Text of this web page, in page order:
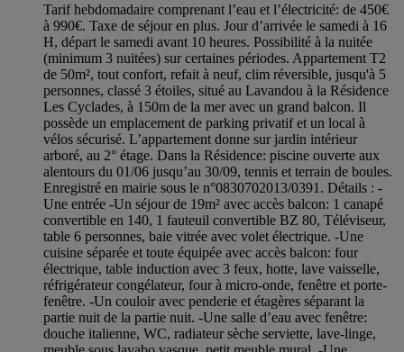
Tarif hebdomadaire comprenant l’eau et l’électricité: de 450€
à 990€. Taxe de séjour en plus. Jour d’arrivée le samedi à 16
H, départ le samedi avant 10 heures. Possibilité à la nuitée
(minimum 3 nuitées) sur certaines périodes. Appartement T2
de 50m², tout confort, refait à neuf, clim réversible, jusqu'à 5
personnes, classé 3 étoiles, situé au Lavandou à la Résidence
Les Cyclades, à 150m de la mer avec un grand balcon. Il
possède un emplacement de parking privatif et un local à
vélos sécurisé. L’appartement donne sur jardin intérieur
arboré, au 2° étage. Dans la Résidence: piscine ouverte aux
alentours du 01/06 jusqu’au 30/09, tennis et terrain de boules.
Enregistré en mairie sous le n°0830702013/0391. Détails : -
Une entrée -Un séjour de 19m² avec accès balcon: 1 canapé
convertible en 140, 1 fauteuil convertible BZ 80, Téléviseur,
table 6 personnes, baie vitrée avec volet électrique. -Une
cuisine séparée et toute équipée avec accès balcon: four
électrique, table induction avec 3 feux, hotte, lave vaisselle,
réfrigérateur congélateur, four à micro-onde, fenêtre et porte-
fenêtre. -Un couloir avec penderie et étagères séparant la
partie nuit de la partie nuit. -Une salle d’eau avec fenêtre:
douche italienne, WC, radiateur sèche serviette, lave-linge,